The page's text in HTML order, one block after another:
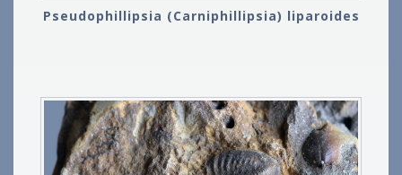
Pseudophillipsia (Carniphillipsia) liparoides